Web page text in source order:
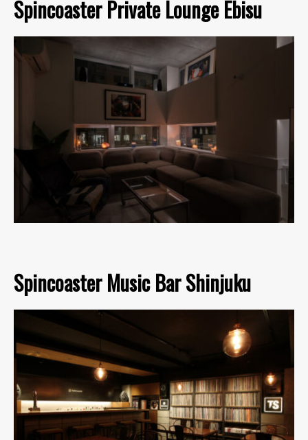
Spincoaster Private Lounge Ebisu
Spincoaster Music Bar Shinjuku